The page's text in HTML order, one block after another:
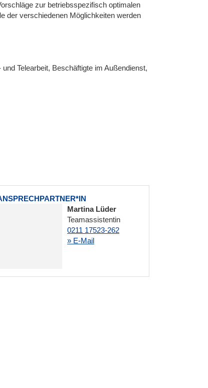
zur betriebsspezifisch optimalen
der verschiedenen Möglichkeiten werden
Telearbeit, Beschäftigte im Außendienst,
Martina Lüder
Teamassistentin
0211 17523-262
» E-Mail